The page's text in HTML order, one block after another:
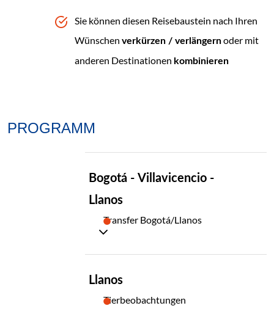
Sie können diesen Reisebaustein nach Ihren
Wünschen verkürzen / verlängernoder mit
anderen Destinationen kombinieren
PROGRAMM
Bogotá - Villavicencio -
Llanos
Transfer Bogotá/Llanos
Llanos
Tierbeobachtungen